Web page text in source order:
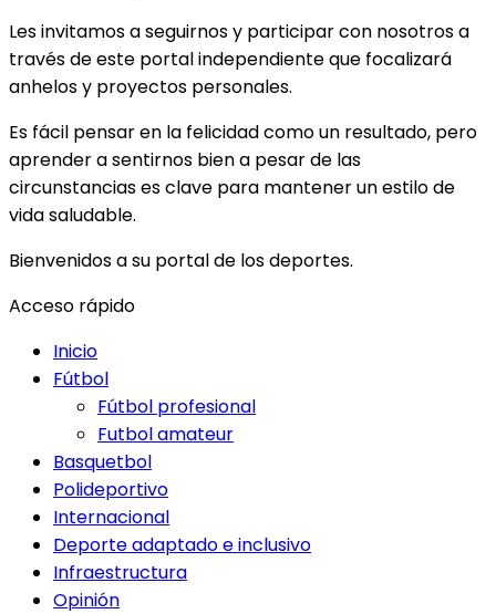
Les invitamos a seguirnos y participar con nosotros a
través de este portal independiente que focalizará
anhelos y proyectos personales.
Es fácil pensar en la felicidad como un resultado, pero
aprender a sentirnos bien a pesar de las
circunstancias es clave para mantener un estilo de
vida saludable.
Bienvenidos a su portal de los deportes.
Acceso rápido
Inicio
Fútbol
Fútbol profesional
Futbol amateur
Basquetbol
Polideportivo
Internacional
Deporte adaptado e inclusivo
Infraestructura
Opinión